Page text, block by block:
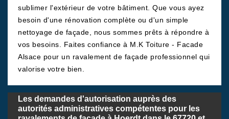
sublimer l'extérieur de votre bâtiment. Que vous ayez
besoin d'une rénovation complète ou d'un simple
nettoyage de façade, nous sommes prêts à répondre à
vos besoins. Faites confiance à M.K Toiture - Facade
Alsace pour un ravalement de façade professionnel qui
valorise votre bien.
Les demandes d'autorisation auprès des
autorités administratives compétentes pour les